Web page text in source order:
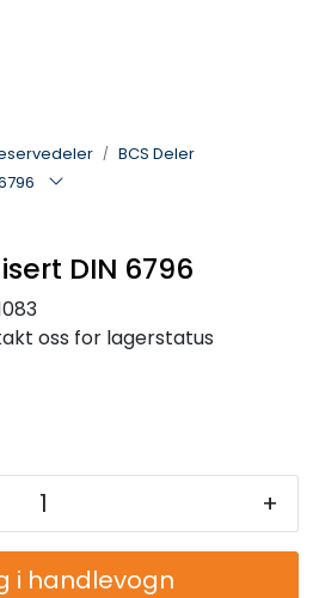
BCS Deler
DIN 6796
oss for lagerstatus
+
i handlevogn